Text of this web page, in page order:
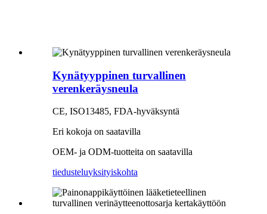
Kynätyyppinen turvallinen
verenkeräysneula
CE, ISO13485, FDA-hyväksyntä
Eri kokoja on saatavilla
OEM- ja ODM-tuotteita on saatavilla
tiedusteluyksityiskohta